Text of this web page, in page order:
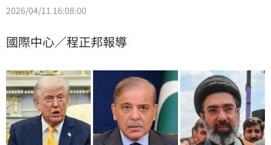
2026/04/11 16:08:00
國際中心／程正邦報導